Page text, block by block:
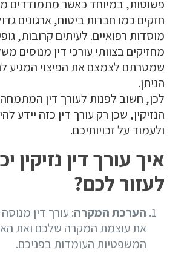
פשוטות, במיוחד כאשר מתמודדים
חזקים כמו חברות ביטוח, ארגונים
מוסדות רפואיים. לעיתים קרובות,
מחזיקים בצוותי עורכי דין מנוסים
שמטרתם לצמצם את הפיצוי המגיע
הניתן.
לכן, חשוב לפנות לעורך דין
הנזיקין, שכן רק עורך דין כזה יידע
ולעמוד על זכויותיכם.
איך עורך דין נזיקין
לעזור לכם?
הערכת המקרה: עורך דין
את עוצמת המקרה שלכם ואת
המשפטיות העומדות בפניכם.